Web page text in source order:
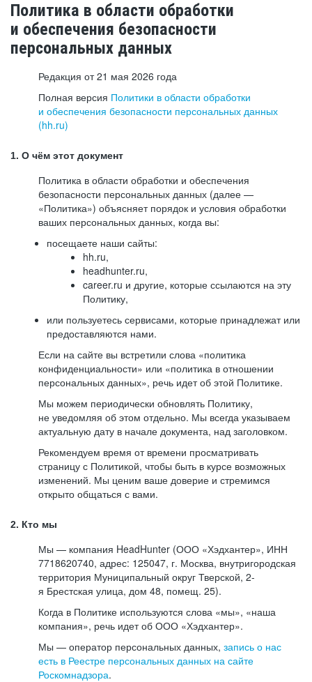
Политика в области обработки
и обеспечения безопасности
персональных данных
Редакция от 21 мая 2026 года
Полная версия Политики в области обработки
и обеспечения безопасности персональных данных
(hh.ru)
1. О чём этот документ
Политика в области обработки и обеспечения
безопасности персональных данных (далее —
«Политика») объясняет порядок и условия обработки
ваших персональных данных, когда вы:
посещаете наши сайты:
hh.ru,
headhunter.ru,
career.ru и другие, которые ссылаются на эту
Политику,
или пользуетесь сервисами, которые принадлежат или
предоставляются нами.
Если на сайте вы встретили слова «политика
конфиденциальности» или «политика в отношении
персональных данных», речь идет об этой Политике.
Мы можем периодически обновлять Политику,
не уведомляя об этом отдельно. Мы всегда указываем
актуальную дату в начале документа, над заголовком.
Рекомендуем время от времени просматривать
страницу с Политикой, чтобы быть в курсе возможных
изменений. Мы ценим ваше доверие и стремимся
открыто общаться с вами.
2. Кто мы
Мы — компания HeadHunter (ООО «Хэдхантер», ИНН
7718620740, адрес: 125047, г. Москва, внутригородская
территория Муниципальный округ Тверской, 2-
я Брестская улица, дом 48, помещ. 25).
Когда в Политике используются слова «мы», «наша
компания», речь идет об ООО «Хэдхантер».
Мы — оператор персональных данных, запись о нас
есть в Реестре персональных данных на сайте
Роскомнадзора.